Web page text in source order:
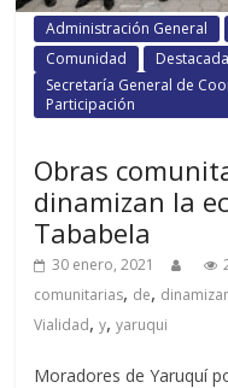
Administración General
Comunidad
Secretaría General de
Participación
Obras
dinamizan la
Tababela
30 enero, 2021
comunitarias, de,
Vialidad,y,yaruqui
Moradores de Yaruquí